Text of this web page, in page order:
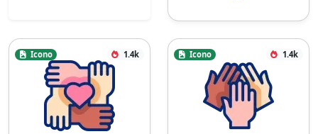
Icono 1.4k Icono 1.4k